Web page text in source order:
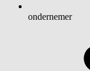
ondernemer